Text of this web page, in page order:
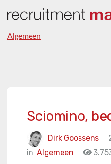
Algemeen
Sciomino,
Dirk Goossens
in Algemeen